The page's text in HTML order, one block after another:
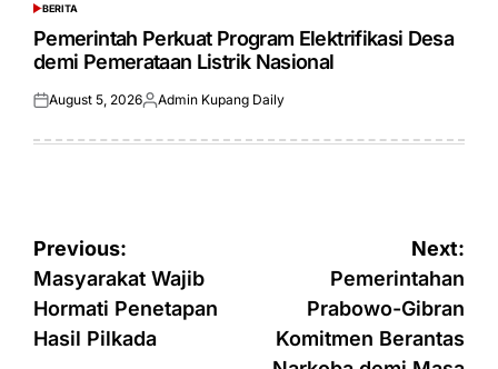
POSTED
IN
BERITA
Pemerintah Perkuat Program Elektrifikasi Desa
demi Pemerataan Listrik Nasional
Posted
August 5, 2026Posted
Admin Kupang Daily
Post
navigation
Previous:
Masyarakat Wajib
Hormati Penetapan
Hasil Pilkada
Next:
Pemerintahan
Prabowo-Gibran
Komitmen Berantas